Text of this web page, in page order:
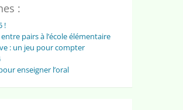
:
!
pairs à l’école élémentaire
: un jeu pour compter
enseigner l’oral